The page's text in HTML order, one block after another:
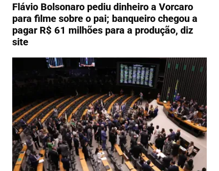
Flávio Bolsonaro pediu dinheiro a Vorcaro
para filme sobre o pai; banqueiro chegou a
pagar R$ 61 milhões para a produção, diz
site